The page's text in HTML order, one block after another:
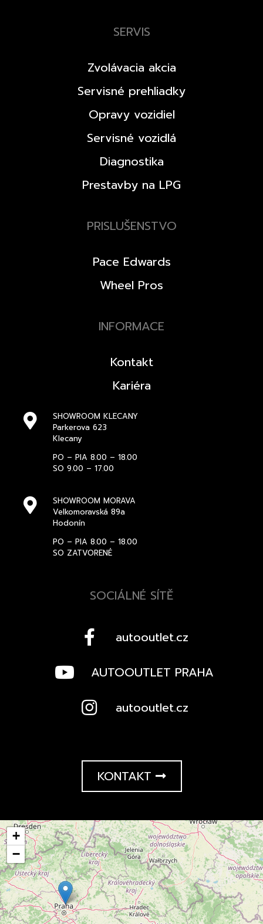
SERVIS
Zvolávacia akcia
Servisné prehliadky
Opravy vozidiel
Servisné vozidlá
Diagnostika
Prestavby na LPG
PRISLUŠENSTVO
Pace Edwards
Wheel Pros
INFORMACE
Kontakt
Kariéra
SHOWROOM KLECANY
Parkerova 623
Klecany
PO – PIA 8.00 – 18.00
SO 9.00 – 17.00
SHOWROOM MORAVA
Velkomoravská 89a
Hodonín
PO – PIA 8.00 – 18.00
SO ZATVORENÉ
SOCIÁLNÉ SÍTĚ
autooutlet.cz
AUTOOUTLET PRAHA
autooutlet.cz
KONTAKT
+
−